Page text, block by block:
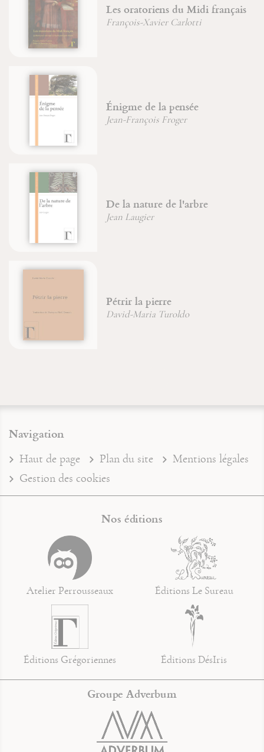
Les oratoriens du Midi français
François-Xavier Carlotti
Énigme de la pensée
Jean-François Froger
De la nature de l'arbre
Jean Laugier
Pétrir la pierre
David-Maria Turoldo
Navigation
Haut de page Plan du site
Mentions légales
Gestion des cookies
Nos éditions
Atelier Perrousseaux Éditions Le Sureau
Éditions Grégoriennes Éditions DésIris
Groupe Adverbum